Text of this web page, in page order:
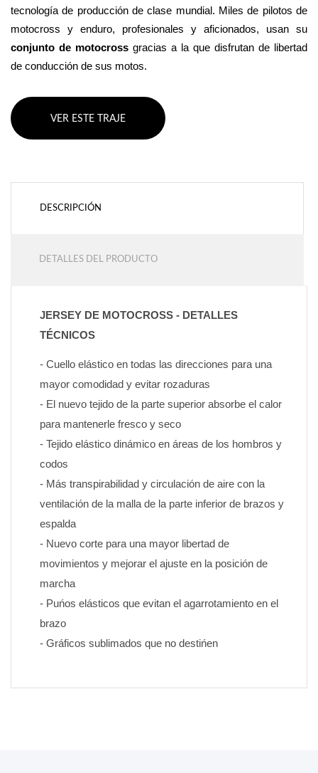
tecnología de producción de clase mundial. Miles de pilotos de
conjunto de motocross gracias a la que disfrutan de libertad
de conducción de sus motos.
VER ESTE TRAJE
DESCRIPCIÓN
DETALLES DEL PRODUCTO
JERSEY DE MOTOCROSS - DETALLES
TÉCNICOS
- Cuello elástico en todas las direcciones para una
mayor comodidad y evitar rozaduras
- El nuevo tejido de la parte superior absorbe el calor
para mantenerle fresco y seco
- Tejido elástico dinámico en áreas de los hombros y
codos
- Más transpirabilidad y circulación de aire con la
ventilación de la malla de la parte inferior de brazos y
espalda
- Nuevo corte para una mayor libertad de
movimientos y mejorar el ajuste en la posición de
marcha
- Puńos elásticos que evitan el agarrotamiento en el
brazo
- Gráficos sublimados que no destińen